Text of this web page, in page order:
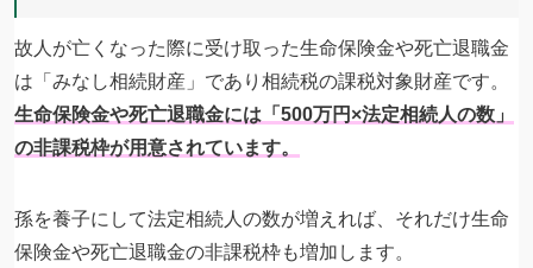
故人が亡くなった際に受け取った生命保険金や死亡退職金
は「みなし相続財産」であり相続税の課税対象財産です。
生命保険金や死亡退職金には「500万円×法定相続人の数」
の非課税枠が用意されています。
孫を養子にして法定相続人の数が増えれば、それだけ生命
保険金や死亡退職金の非課税枠も増加します。